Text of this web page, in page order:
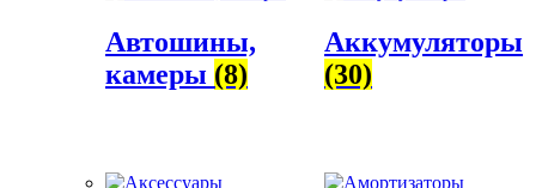
Автошины,
камеры (8)
Аккумуляторы
(30)